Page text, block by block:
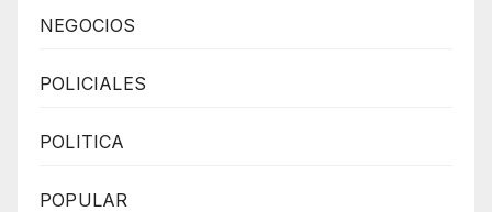
NEGOCIOS
POLICIALES
POLITICA
POPULAR